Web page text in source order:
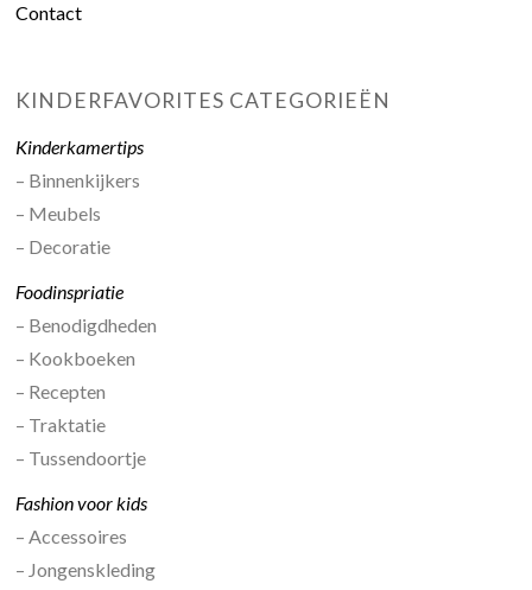
Contact
KINDERFAVORITES CATEGORIEËN
Kinderkamertips
– Binnenkijkers
– Meubels
– Decoratie
Foodinspriatie
– Benodigdheden
– Kookboeken
– Recepten
– Traktatie
– Tussendoortje
Fashion voor kids
– Accessoires
– Jongenskleding